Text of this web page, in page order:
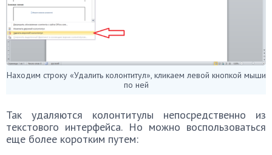
Находим строку «Удалить колонтитул», кликаем левой кнопкой мыши
по ней
Так удаляются колонтитулы непосредственно из
текстового интерфейса. Но можно воспользоваться
еще более коротким путем: